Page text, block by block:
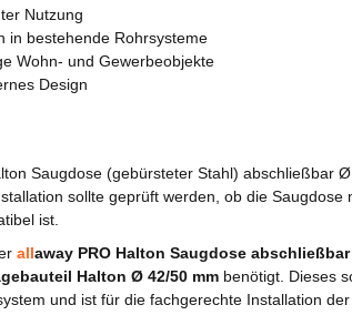
Nutzung
in bestehende Rohrsysteme
Wohn- und Gewerbeobjekte
Design
Saugdose (gebürsteter Stahl) abschließbar
sollte geprüft werden, ob die
ist.
allaway PRO Halton Saugdose
Halton Ø 42/50 mm benötigt. Dieses
und ist für die fachgerechte Installation